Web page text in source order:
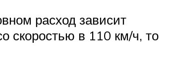
расход зависит
скоростью в 110 км/ч, то